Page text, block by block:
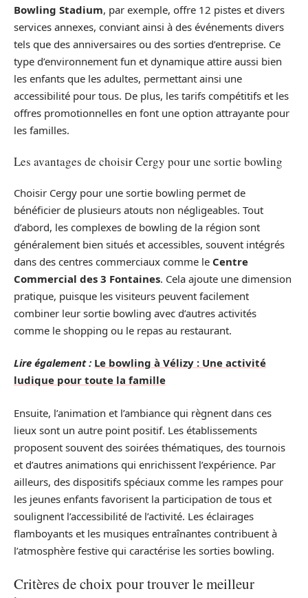
Bowling Stadium, par exemple, offre 12 pistes et divers
services annexes, conviant ainsi à des événements divers
tels que des anniversaires ou des sorties d’entreprise. Ce
type d’environnement fun et dynamique attire aussi bien
les enfants que les adultes, permettant ainsi une
accessibilité pour tous. De plus, les tarifs compétitifs et les
offres promotionnelles en font une option attrayante pour
les familles.
Les avantages de choisir Cergy pour une sortie bowling
Choisir Cergy pour une sortie bowling permet de
bénéficier de plusieurs atouts non négligeables. Tout
d’abord, les complexes de bowling de la région sont
généralement bien situés et accessibles, souvent intégrés
dans des centres commerciaux comme le Centre
Commercial des 3 Fontaines. Cela ajoute une dimension
pratique, puisque les visiteurs peuvent facilement
combiner leur sortie bowling avec d’autres activités
comme le shopping ou le repas au restaurant.
Lire également : Le bowling à Vélizy : Une activité
ludique pour toute la famille
Ensuite, l’animation et l’ambiance qui règnent dans ces
lieux sont un autre point positif. Les établissements
proposent souvent des soirées thématiques, des tournois
et d’autres animations qui enrichissent l’expérience. Par
ailleurs, des dispositifs spéciaux comme les rampes pour
les jeunes enfants favorisent la participation de tous et
soulignent l’accessibilité de l’activité. Les éclairages
flamboyants et les musiques entraînantes contribuent à
l’atmosphère festive qui caractérise les sorties bowling.
Critères de choix pour trouver le meilleur